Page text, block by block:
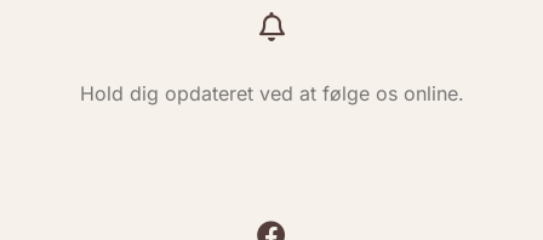
Hold dig opdateret ved at følge os online.